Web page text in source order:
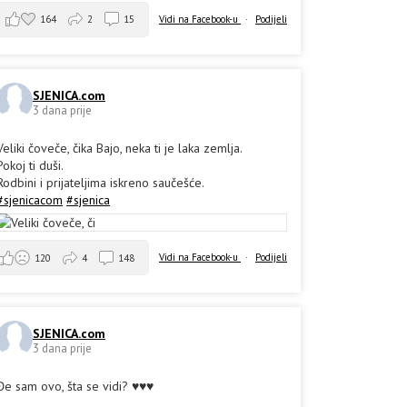
Vidi na Facebook-u · Podijeli
164 2 15
SJENICA.com
3 dana prije
čoveče, čika Bajo, neka ti je laka zemlja.
ti duši.
i prijateljima iskreno saučešće.
#sjenica
Vidi na Facebook-u · Podijeli
120 4 148
SJENICA.com
3 dana prije
sam ovo, šta se vidi? ♥️♥️♥️